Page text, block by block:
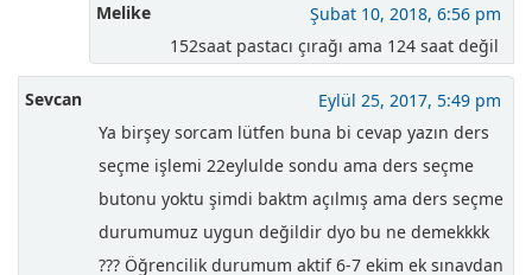
Melike
Şubat 10, 2018, 6:56 pm
152saat pastacı çırağı ama 124 saat değil
Sevcan
Eylül 25, 2017, 5:49 pm
Ya birşey sorcam lütfen buna bi cevap yazın ders
seçme işlemi 22eylulde sondu ama ders seçme
butonu yoktu şimdi baktm açılmış ama ders seçme
durumumuz uygun değildir dyo bu ne demekkkk
??? Öğrencilik durumum aktif 6-7 ekim ek sınavdan